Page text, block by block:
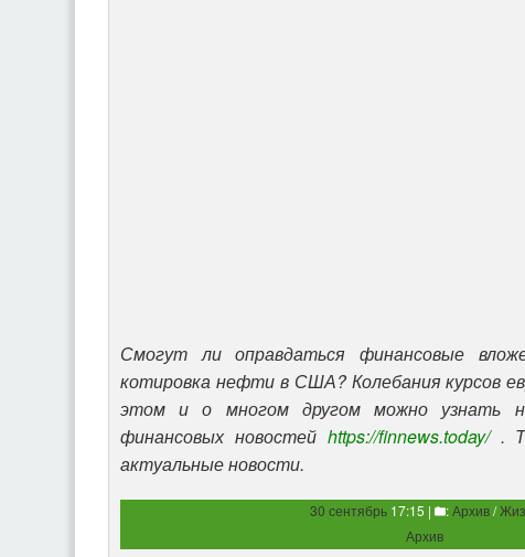
Смогут ли оправдаться финансовые
котировка нефти в США? Колебания курсов
этом и о многом другом можно узнать
финансовых новостей https://finnews.today/.
актуальные новости.
30 сентябрь17:15 | :Архив/
Архив